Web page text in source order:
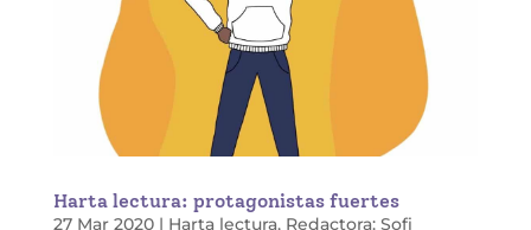
Harta lectura: protagonistas fuertes
27 Mar 2020| Harta lectura, Redactora: Sofi